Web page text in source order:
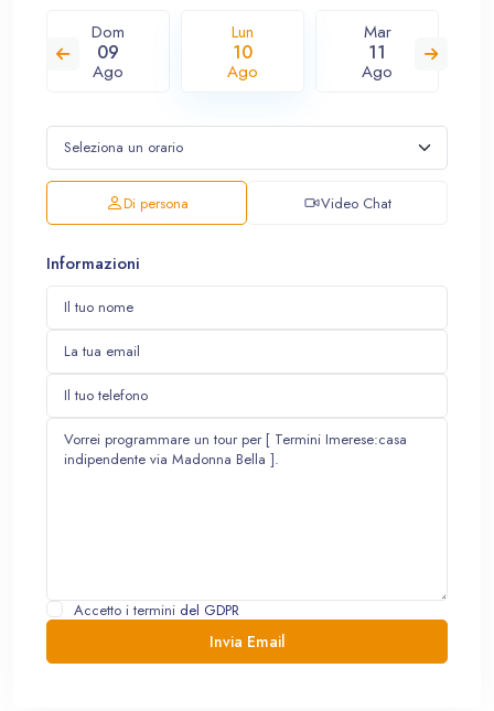
Dom
09
Ago
Lun
10
Ago
Mar
11
Ago
Di persona Video Chat
Informazioni
Accetto i termini del GDPR